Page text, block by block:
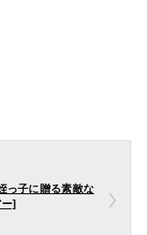
っ子に贈る素敵な
]